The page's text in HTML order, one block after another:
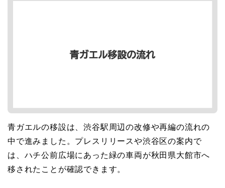
青ガエルの移設は、渋谷駅周辺の改修や再編の流れの
中で進みました。プレスリリースや渋谷区の案内で
は、ハチ公前広場にあった緑の車両が秋田県大館市へ
移されたことが確認できます。